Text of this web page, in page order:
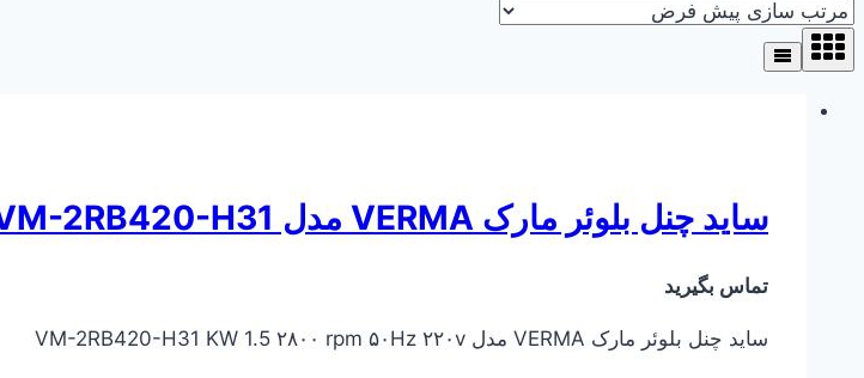
ساید چنل بلوئر مارک VERMA مدل VM-2RB420-H31
تماس بگیرید
ساید چنل بلوئر مارک VERMA مدل VM-2RB420-H31 KW 1.5 ۲۸۰۰ rpm ۵۰Hz ۲۲۰v